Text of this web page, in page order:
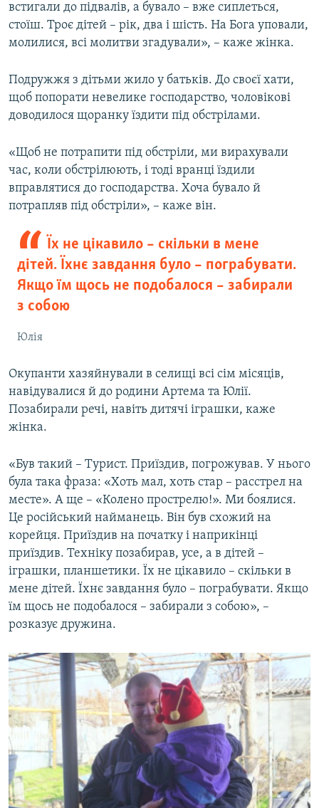
встигали до підвалів, а бувало – вже сиплеться,
стоїш. Троє дітей – рік, два і шість. На Бога уповали,
молилися, всі молитви згадували», – каже жінка.
Подружжя з дітьми жило у батьків. До своєї хати,
щоб попорати невелике господарство, чоловікові
доводилося щоранку їздити під обстрілами.
«Щоб не потрапити під обстріли, ми вирахували
час, коли обстрілюють, і тоді вранці їздили
вправлятися до господарства. Хоча бувало й
потрапляв під обстріли», – каже він.
Їх не цікавило – скільки в мене
дітей. Їхнє завдання було – пограбувати.
Якщо їм щось не подобалося – забирали
з собою
Юлія
Окупанти хазяйнували в селищі всі сім місяців,
навідувалися й до родини Артема та Юлії.
Позабирали речі, навіть дитячі іграшки, каже
жінка.
«Був такий – Турист. Приїздив, погрожував. У нього
була така фраза: «Хоть мал, хоть стар – расстрел на
месте». А ще – «Колено прострелю!». Ми боялися.
Це російський найманець. Він був схожий на
корейця. Приїздив на початку і наприкінці
приїздив. Техніку позабирав, усе, а в дітей –
іграшки, планшетики. Їх не цікавило – скільки в
мене дітей. Їхнє завдання було – пограбувати. Якщо
їм щось не подобалося – забирали з собою», –
розказує дружина.